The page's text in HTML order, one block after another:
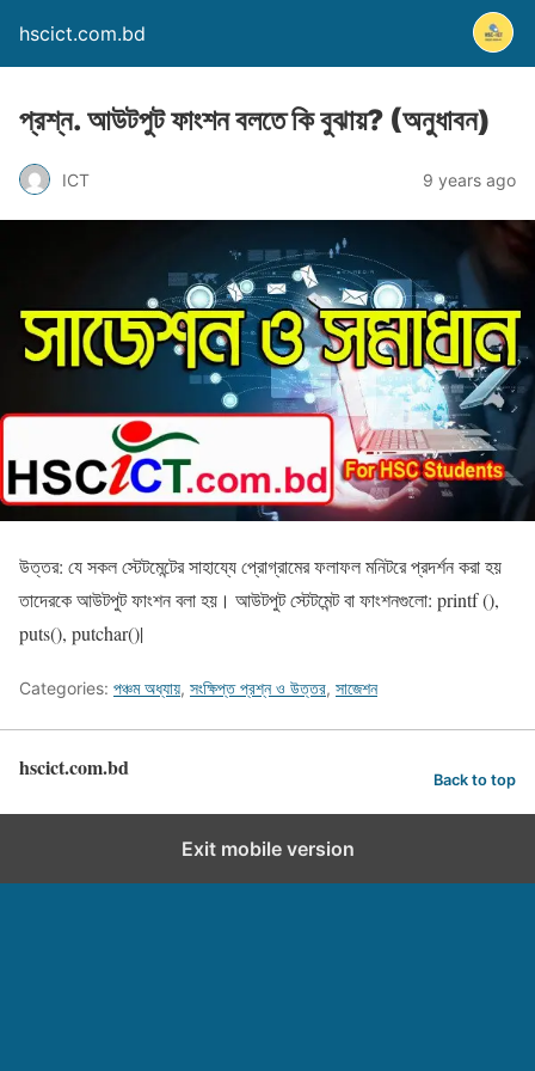
hscict.com.bd
প্রশ্ন. আউটপুট ফাংশন বলতে কি বুঝায়? (অনুধাবন)
ICT 9 years ago
উত্তর: যে সকল স্টেটমেন্টের সাহায্যে প্রোগ্রামের ফলাফল মনিটরে প্রদর্শন করা হয়
তাদেরকে আউটপুট ফাংশন বলা হয়। আউটপুট স্টেটমেন্ট বা ফাংশনগুলো: printf (),
puts(), putchar()|
Categories: পঞ্চম অধ্যায়, সংক্ষিপ্ত প্রশ্ন ও উত্তর, সাজেশন
hscict.com.bd Back to top
Exit mobile version